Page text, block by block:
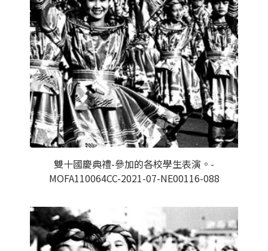
雙十國慶典禮-參加的各校學生表演。-
MOFA110064CC-2021-07-NE00116-088